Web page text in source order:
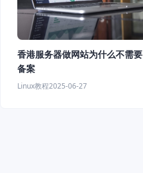
香港服务器做网站为什么不需要
备案
Linux教程2025-06-27